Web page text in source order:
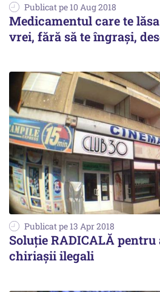
Publicat pe 10 Aug 2018
Medicamentul care te
vrei, fără să te îngrași,
Publicat pe 13 Apr 2018
Soluţie RADICALĂ pentru
chiriaşii ilegali